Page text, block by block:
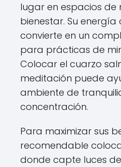
lugar en espacios de
bienestar. Su
convierte en un
para prácticas de
Colocar el cuarzo
meditación puede
ambiente de
concentración.
Para maximizar sus
recomendable
donde capte luces